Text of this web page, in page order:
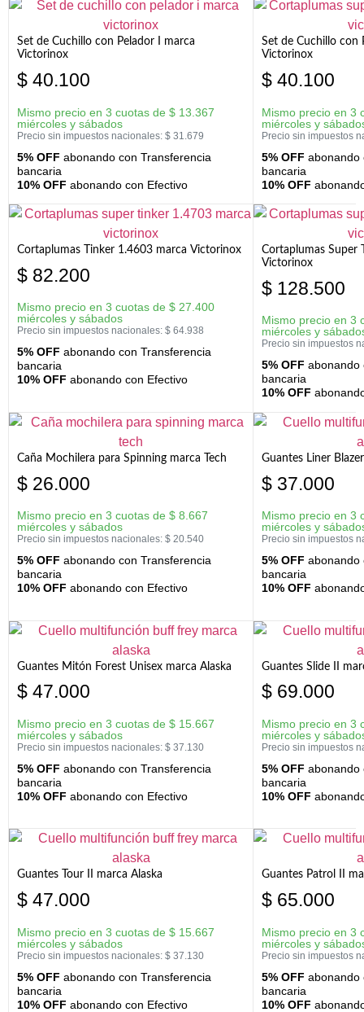
Set de Cuchillo con Pelador I marca
Victorinox
$ 40.100
Mismo precio en 3 cuotas de $ 13.367
miércoles y sábados
Precio sin impuestos nacionales: $ 31.679
5% OFF abonando con Transferencia
bancaria
10% OFF abonando con Efectivo
Set de Cuchillo con
Victorinox
$ 40.100
Mismo precio en 3
miércoles y
Precio sin impuestos
5% OFF abonando
bancaria
10% OFF
Cortaplumas Tinker 1.4603 marca Victorinox
$ 82.200
Mismo precio en 3 cuotas de $ 27.400
miércoles y sábados
Precio sin impuestos nacionales: $ 64.938
5% OFF abonando con Transferencia
bancaria
10% OFF abonando con Efectivo
Cortaplumas Super
Victorinox
$ 128.500
Mismo precio en 3
miércoles y
Precio sin impuestos
5% OFF abonando
bancaria
10% OFF
Caña Mochilera para Spinning marca Tech
$ 26.000
Mismo precio en 3 cuotas de $ 8.667
miércoles y sábados
Precio sin impuestos nacionales: $ 20.540
5% OFF abonando con Transferencia
bancaria
10% OFF abonando con Efectivo
Guantes Liner
$ 37.000
Mismo precio en 3
miércoles y
Precio sin impuestos
5% OFF abonando
bancaria
10% OFF
Guantes Mitón Forest Unisex marca Alaska
$ 47.000
Mismo precio en 3 cuotas de $ 15.667
miércoles y sábados
Precio sin impuestos nacionales: $ 37.130
5% OFF abonando con Transferencia
bancaria
10% OFF abonando con Efectivo
Guantes Slide II
$ 69.000
Mismo precio en 3
miércoles y
Precio sin impuestos
5% OFF abonando
bancaria
10% OFF
Guantes Tour II marca Alaska
$ 47.000
Mismo precio en 3 cuotas de $ 15.667
miércoles y sábados
Precio sin impuestos nacionales: $ 37.130
5% OFF abonando con Transferencia
bancaria
10% OFF abonando con Efectivo
Guantes Patrol II
$ 65.000
Mismo precio en 3
miércoles y
Precio sin impuestos
5% OFF abonando
bancaria
10% OFF